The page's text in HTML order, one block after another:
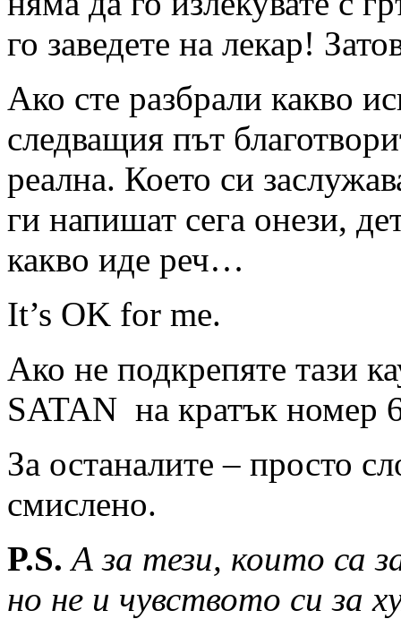
го заведете на лекар!
Ако сте разбрали какво
следващия път
реална. Което си
ги напишат сега онези,
какво иде реч…
It’s OK for me.
Ако не подкрепяте тази
SATAN на кратък номер
За останалите – просто
смислено.
P.S. А за тези, които са
но не и чувството си за